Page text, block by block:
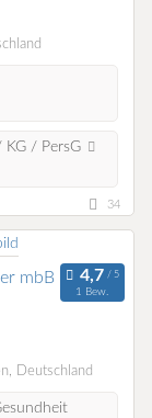
/ PersG
34
mbB
1 Bew.
Deutschland